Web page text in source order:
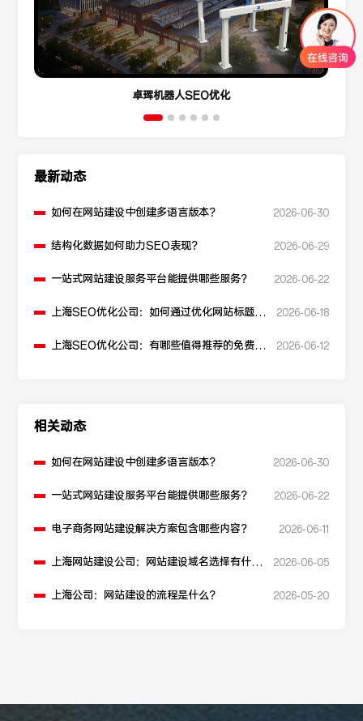
卓珲机器人SEO优化
最新动态
如何在网站建设中创建多语言版本？ 2026-06-30
结构化数据如何助力SEO表现？ 2026-06-29
一站式网站建设服务平台能提供哪些服务？ 2026-06-22
上海SEO优化公司：如何通过优化网站标题提
2026-06-18
上海SEO优化公司：有哪些值得推荐的免费
2026-06-12
相关动态
如何在网站建设中创建多语言版本？ 2026-06-30
一站式网站建设服务平台能提供哪些服务？ 2026-06-22
电子商务网站建设解决方案包含哪些内容？ 2026-06-11
上海网站建设公司：网站建设域名选择有什么
2026-06-05
上海公司：网站建设的流程是什么？ 2026-05-20